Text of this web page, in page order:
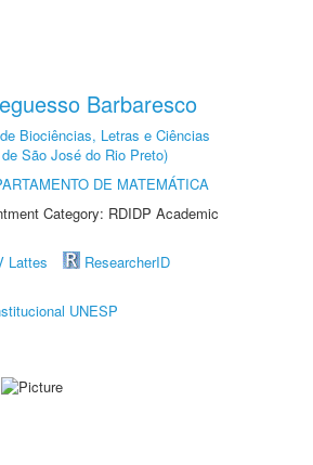
Barbaresco
Biociências, Letras e Ciências
São José do Rio Preto)
DE MATEMÁTICA
Category: RDIDP Academic
Lattes
ResearcherID
UNESP